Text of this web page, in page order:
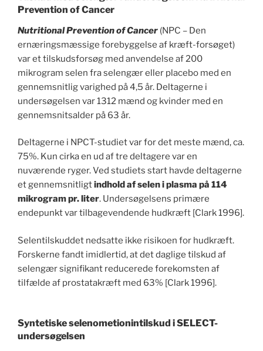
Prevention of Cancer
Nutritional Prevention of Cancer (NPC – Den
ernæringsmæssige forebyggelse af kræft-forsøget)
var et tilskudsforsøg med anvendelse af 200
mikrogram selen fra selengær eller placebo med en
gennemsnitlig varighed på 4,5 år. Deltagerne i
undersøgelsen var 1312 mænd og kvinder med en
gennemsnitsalder på 63 år.
Deltagerne i NPCT-studiet var for det meste mænd, ca.
75%. Kun cirka en ud af tre deltagere var en
nuværende ryger. Ved studiets start havde deltagerne
et gennemsnitligtindhold af selen i plasma på 114
mikrogram pr. liter. Undersøgelsens primære
endepunkt var tilbagevendende hudkræft [Clark 1996].
Selentilskuddet nedsatte ikke risikoen for hudkræft.
Forskerne fandt imidlertid, at det daglige tilskud af
selengær signifikant reducerede forekomsten af
tilfælde af prostatakræft med 63% [Clark 1996].
Syntetiske selenometionintilskud i SELECT-
undersøgelsen